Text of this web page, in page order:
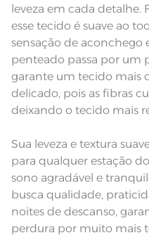
Composição
Tamanho
Cor
Itens Inclusos
Medida
Acabamento
Observações
Lave as peças no ciclo
sua lavadora;
Enxágue as peças
Utilize a quantidade
Leia atentamente as
leveza em cada detalhe.
esse tecido é suave ao
sensação de aconchego
penteado passa por um
garante um tecido mais
delicado, pois as fibras
deixando o tecido mais
Sua leveza e textura
para qualquer estação
sono agradável e
busca qualidade,
noites de descanso,
perdura por muito mais